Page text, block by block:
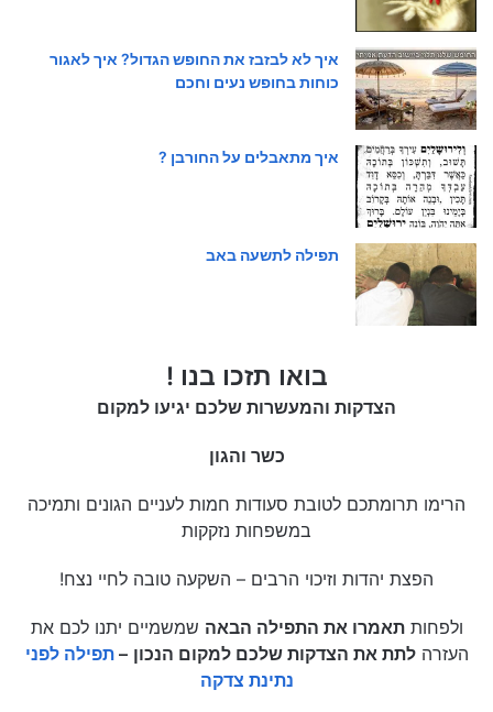
איך לא לבזבז את החופש הגדול? איך לאגור
כוחות בחופש נעים וחכם
איך מתאבלים על החורבן ?
תפילה לתשעה באב
בואו תזכו בנו !
הצדקות והמעשרות שלכם יגיעו למקום
כשר והגון
הרימו תרומתכם לטובת סעודות חמות לעניים הגונים ותמיכה
במשפחות נזקקות
הפצת יהדות וזיכוי הרבים – השקעה טובה לחיי נצח!
ולפחותתאמרו את התפילה הבאה שמשמיים יתנו לכם את
העזרהלתת את הצדקות שלכם למקום הנכון –תפילה לפני
נתינת צדקה